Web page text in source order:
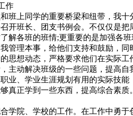
作
班上同学的重要桥梁和纽带，我十
开班长、团支书例会。不仅仅是把
解各班的班情;更重要的是加强各
管理本事，给他们支持和鼓励，同
思想动态，严格要求他们在实际工
主动解决班级的一些问题，提高自
业、学业生涯规划有用的实际技能
真正学到一些东西，提高综合素质
学院、学校的工作。在工作中勇于